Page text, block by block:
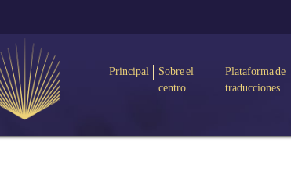
Principal
Sobre el
centro
Plataforma de
traducciones